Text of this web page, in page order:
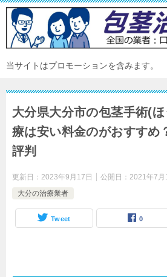
当サイトはプロモーションを含みます。
大分県大分市の包茎手術(
療は安い料金のがおすすめ
評判
更新日： 2023年9月17日 公開日： 2021年7月
大分の治療業者
Tweet 0